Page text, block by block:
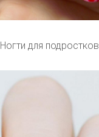
Ногти для подростков